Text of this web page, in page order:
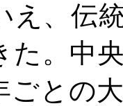
え、伝
た。中
ごとの